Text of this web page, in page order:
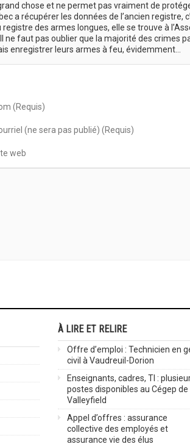
chose et ne permet pas vraiment de
a récupérer les données de l’ancien registre,
registre des armes longues, elle se trouve à
ne faut pas oublier que la majorité des crimes
enregistrer leurs armes à feu, évidemment…
(Requis)
(ne sera pas publié) (Requis)
web
À LIRE ET RELIRE
Offre d’emploi : Technicien en
civil à Vaudreuil-Dorion
Enseignants, cadres, TI :
postes disponibles au Cégep de
Valleyfield
Appel d’offres : assurance
collective des employés et
assurance vie des élus